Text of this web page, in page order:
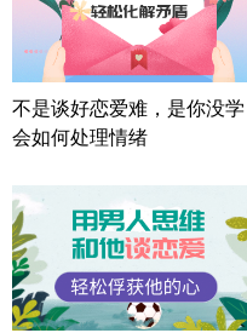
微信用户
方案
上海-浦东
微信用户
方案
广东-广
湖北-武汉
微信用户
方案
陕西-西安
不是谈好恋爱难，是你没学
会如何处理情绪